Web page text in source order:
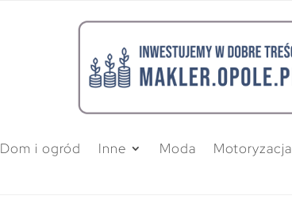
Dom i ogród Inne Moda Motoryzacja